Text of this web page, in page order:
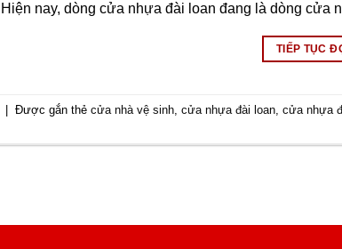
nay, dòng cửa nhựa đài loan đang là dòng
TIẾP TỤC
| Được gắn thẻcửa nhà vệ sinh ,cửa nhựa đài loan ,cửa nhựa